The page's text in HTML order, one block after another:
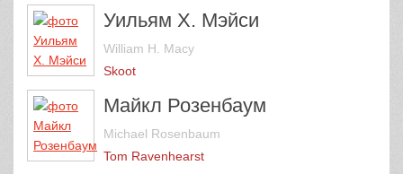
Уильям Х. Мэйси
William H. Macy
Skoot
Майкл Розенбаум
Michael Rosenbaum
Tom Ravenhearst